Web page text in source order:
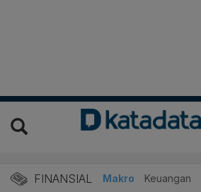
FINANSIAL Makro Keuangan